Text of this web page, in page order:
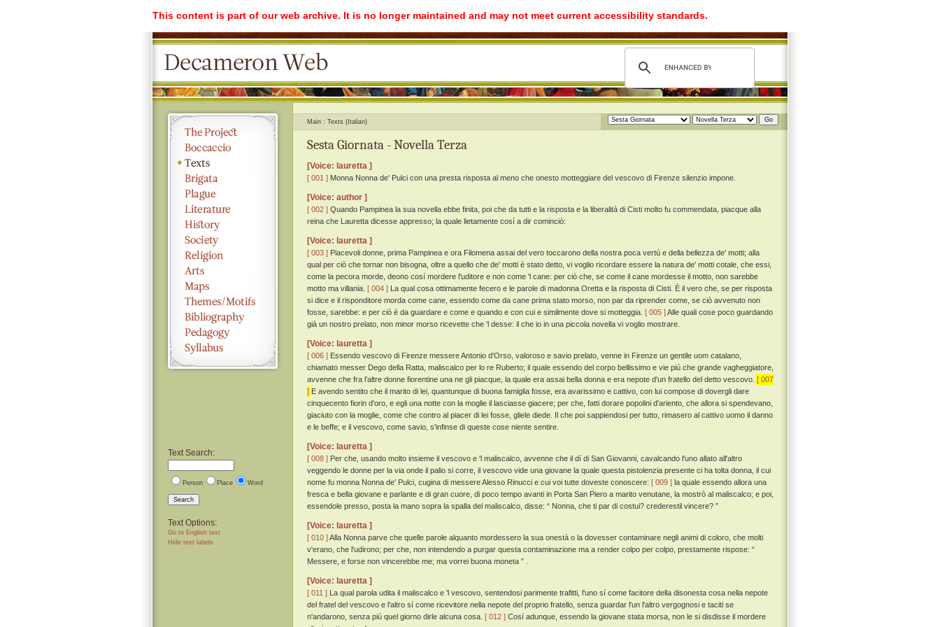
This content is part of our web archive. It is no longer maintained and may not meet current accessibility standards.
Text Search:
Person Place Word
Search
Text Options:
Go to English text
Hide text labels
Main Texts (Italian)
Sesta Giornata - Novella Terza
[Voice: lauretta ]
[ 001 ] Monna Nonna de' Pulci con una presta risposta al meno che onesto motteggiare del vescovo di Firenze silenzio impone.
[Voice: author ]
[ 002 ] Quando Pampinea la sua novella ebbe finita, poi che da tutti e la risposta e la liberalità di Cisti molto fu commendata, piacque alla
reina che Lauretta dicesse appresso; la quale lietamente cosí a dir cominciò:
[Voice: lauretta ]
[ 003 ] Piacevoli donne, prima Pampinea e ora Filomena assai del vero toccarono della nostra poca vertú e della bellezza de' motti; alla
qual per ciò che tornar non bisogna, oltre a quello che de' motti è stato detto, vi voglio ricordare essere la natura de' motti cotale, che essi,
come la pecora morde, deono cosí mordere l'uditore e non come 'l cane: per ciò che, se come il cane mordesse il motto, non sarebbe
motto ma villania. [ 004 ] La qual cosa ottimamente fecero e le parole di madonna Oretta e la risposta di Cisti. È il vero che, se per risposta
si dice e il risponditore morda come cane, essendo come da cane prima stato morso, non par da riprender come, se ciò avvenuto non
fosse, sarebbe: e per ciò è da guardare e come e quando e con cui e similmente dove si motteggia. [ 005 ]Alle quali cose poco guardando
già un nostro prelato, non minor morso ricevette che 'l desse: il che io in una piccola novella vi voglio mostrare.
[Voice: lauretta ]
[ 006 ] Essendo vescovo di Firenze messere Antonio d'Orso, valoroso e savio prelato, venne in Firenze un gentile uom catalano,
chiamato messer Dego della Ratta, maliscalco per lo re Ruberto; il quale essendo del corpo bellissimo e vie piú che grande vagheggiatore,
avvenne che fra l'altre donne fiorentine una ne gli piacque, la quale era assai bella donna e era nepote d'un fratello del detto vescovo. [ 007
] E avendo sentito che il marito di lei, quantunque di buona famiglia fosse, era avarissimo e cattivo, con lui compose di dovergli dare
cinquecento fiorin d'oro, e egli una notte con la moglie il lasciasse giacere; per che, fatti dorare popolini d'ariento, che allora si spendevano,
giaciuto con la moglie, come che contro al piacer di lei fosse, gliele diede. Il che poi sappiendosi per tutto, rimasero al cattivo uomo il danno
e le beffe; e il vescovo, come savio, s'infinse di queste cose niente sentire.
[Voice: lauretta ]
[ 008 ] Per che, usando molto insieme il vescovo e 'l maliscalco, avvenne che il dí di San Giovanni, cavalcando l'uno allato all'altro
veggendo le donne per la via onde il palio si corre, il vescovo vide una giovane la quale questa pistolenzia presente ci ha tolta donna, il cui
nome fu monna Nonna de' Pulci, cugina di messere Alesso Rinucci e cui voi tutte doveste conoscere: [ 009 ] la quale essendo allora una
fresca e bella giovane e parlante e di gran cuore, di poco tempo avanti in Porta San Piero a marito venutane, la mostrò al maliscalco; e poi,
essendole presso, posta la mano sopra la spalla del maliscalco, disse: “ Nonna, che ti par di costui? crederestil vincere? ”
[Voice: lauretta ]
[ 010 ]Alla Nonna parve che quelle parole alquanto mordessero la sua onestà o la dovesser contaminare negli animi di coloro, che molti
v'erano, che l'udirono; per che, non intendendo a purgar questa contaminazione ma a render colpo per colpo, prestamente rispose: “
Messere, e forse non vincerebbe me; ma vorrei buona moneta ” .
[Voice: lauretta ]
[ 011 ] La qual parola udita il maliscalco e 'l vescovo, sentendosi parimente trafitti, l'uno sí come facitore della disonesta cosa nella nepote
del fratel del vescovo e l'altro sí come ricevitore nella nepote del proprio fratello, senza guardar l'un l'altro vergognosi e taciti se
n'andarono, senza piú quel giorno dirle alcuna cosa. [ 012 ] Cosí adunque, essendo la giovane stata morsa, non le si disdisse il mordere